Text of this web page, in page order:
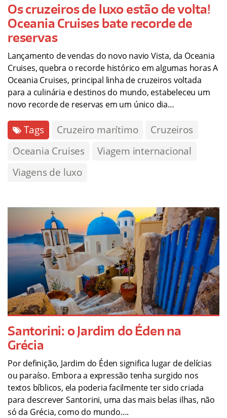
Os cruzeiros de luxo estão de volta!
Oceania Cruises bate recorde de
reservas
Lançamento de vendas do novo navio Vista, da Oceania
Cruises, quebra o recorde histórico em algumas horas A
Oceania Cruises, principal linha de cruzeiros voltada
para a culinária e destinos do mundo, estabeleceu um
novo recorde de reservas em um único dia…
Tags Cruzeiro marítimo
Cruzeiros
Oceania Cruises
Viagem internacional
Viagens de luxo
Santorini: o Jardim do Éden na
Grécia
Por definição, Jardim do Éden significa lugar de delícias
ou paraíso. Embora a expressão tenha surgido nos
textos bíblicos, ela poderia facilmente ter sido criada
para descrever Santorini, uma das mais belas ilhas, não
só da Grécia, como do mundo….